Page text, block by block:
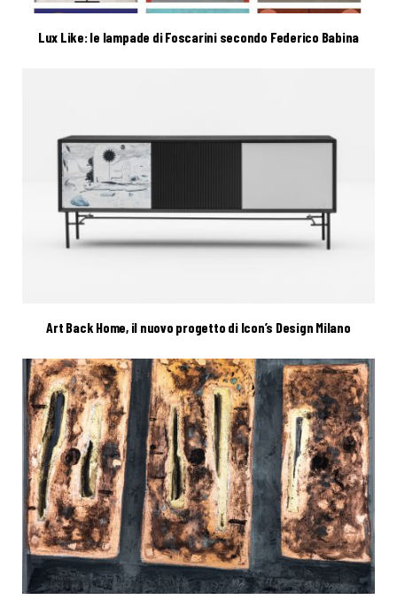
Lux Like: le lampade di Foscarini secondo Federico Babina
Art Back Home, il nuovo progetto di Icon’s Design Milano